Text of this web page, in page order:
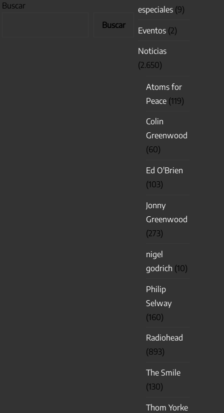
Buscar
Buscar
especiales (9)
Eventos (2)
Noticias
(2.650)
Atoms for
Peace (119)
Colin
Greenwood
(60)
Ed O'Brien
(103)
Jonny
Greenwood
(273)
nigel
godrich (10)
Philip
Selway
(160)
Radiohead
(893)
The Smile
(130)
Thom Yorke